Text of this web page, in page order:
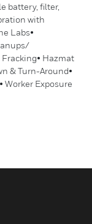
battery, filter,
with
Labs•
Hazmat
& Turn-Around•
Worker Exposure